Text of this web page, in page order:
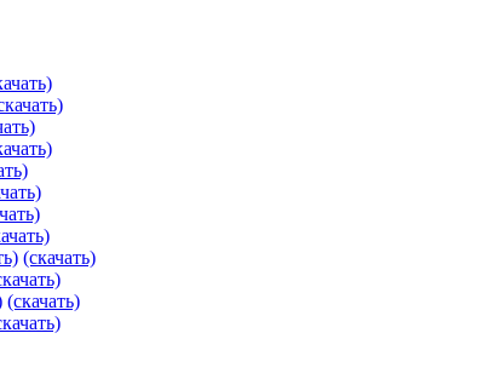
(скачать)
(скачать)